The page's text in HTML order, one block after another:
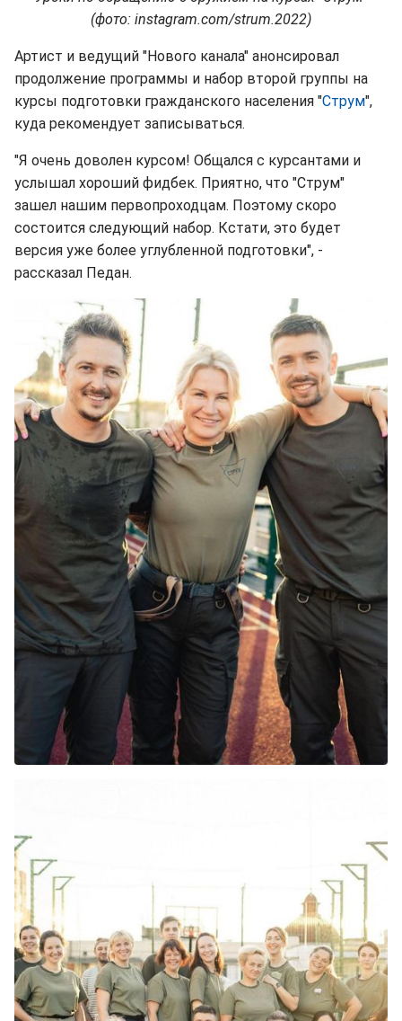
(фото: instagram.com/strum.2022)
Артист и ведущий "Нового канала" анонсировал
продолжение программы и набор второй группы на
курсы подготовки гражданского населения "Струм",
куда рекомендует записываться.
"Я очень доволен курсом! Общался с курсантами и
услышал хороший фидбек. Приятно, что "Струм"
зашел нашим первопроходцам. Поэтому скоро
состоится следующий набор. Кстати, это будет
версия уже более углубленной подготовки", -
рассказал Педан.